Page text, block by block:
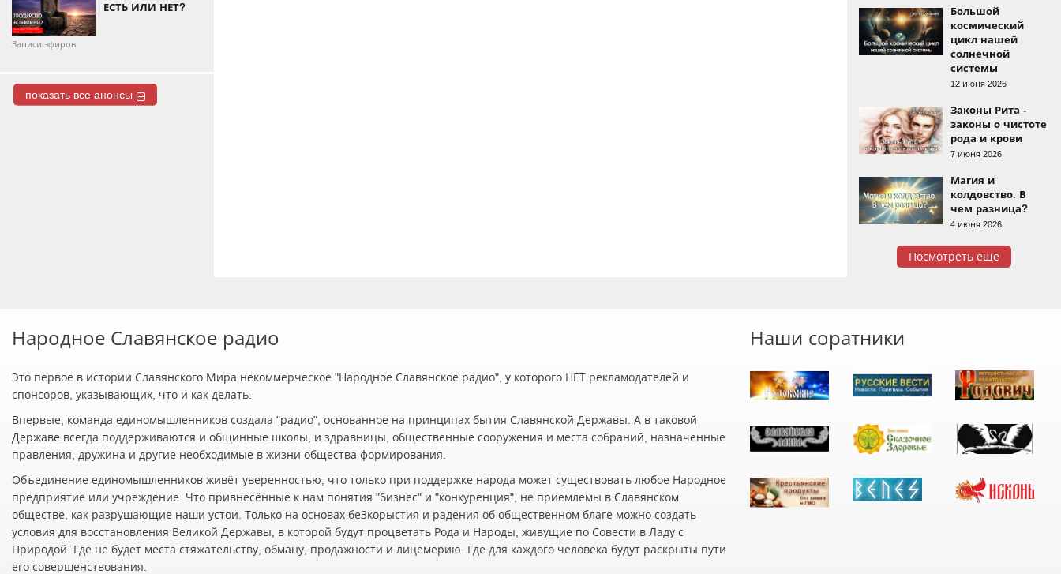
ЕСТЬ ИЛИ НЕТ?
Записи эфиров
показать все анонсы
Большой
космический
цикл нашей
солнечной
системы
12 июня 2026
Законы Рита -
законы о чистоте
рода и крови
7 июня 2026
Магия и
колдовство. В
чем разница?
4 июня 2026
Посмотреть ещё
Народное Славянское радио
Это первое в истории Славянского Мира некоммерческое "Народное Славянское радио", у которого НЕТ рекламодателей и
спонсоров, указывающих, что и как делать.
Впервые, команда единомышленников создала "радио", основанное на принципах бытия Славянской Державы. А в таковой
Державе всегда поддерживаются и общинные школы, и здравницы, общественные сооружения и места собраний, назначенные
правления, дружина и другие необходимые в жизни общества формирования.
Объединение единомышленников живёт уверенностью, что только при поддержке народа может существовать любое Народное
предприятие или учреждение. Что привнесённые к нам понятия "бизнес" и "конкуренция", не приемлемы в Славянском
обществе, как разрушающие наши устои. Только на основах беЗкорыстия и радения об общественном благе можно создать
условия для восстановления Великой Державы, в которой будут процветать Рода и Народы, живущие по Совести в Ладу с
Природой. Где не будет места стяжательству, обману, продажности и лицемерию. Где для каждого человека будут раскрыты пути
его совершенствования.
Наши соратники